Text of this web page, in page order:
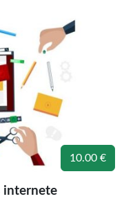
10.00 €
internete